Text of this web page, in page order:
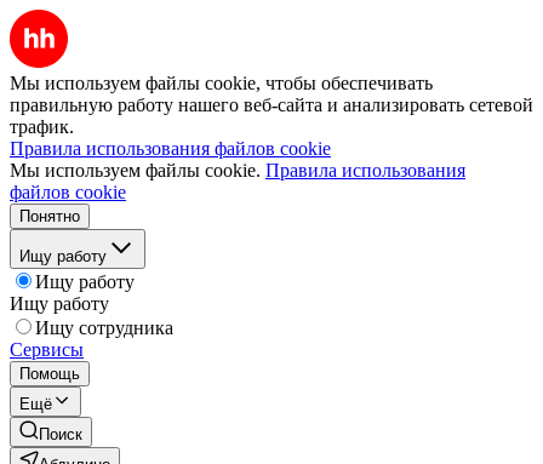
Мы используем файлы cookie, чтобы обеспечивать
правильную работу нашего веб-сайта и анализировать сетевой
трафик.
Правила использования файлов cookie
Мы используем файлы cookie. Правила использования
файлов cookie
Понятно
Ищу работу
Ищу работу
Ищу работу
Ищу сотрудника
Сервисы
Помощь
Ещё
Поиск